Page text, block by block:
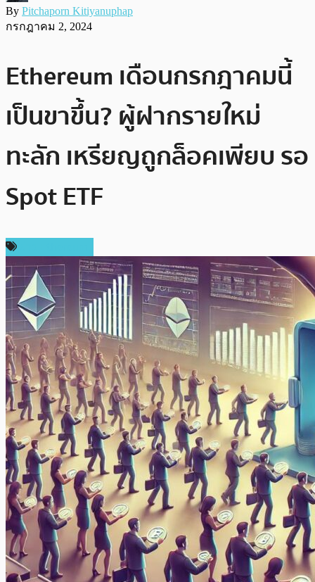
By Pitchaporn Kitiyanuphap
กรกฎาคม 2, 2024
Ethereum เดือนกรกฎาคมนี้
เป็นขาขึ้น? ผู้ฝากรายใหม่
ทะลัก เหรียญถูกล็อคเพียบ รอ
Spot ETF